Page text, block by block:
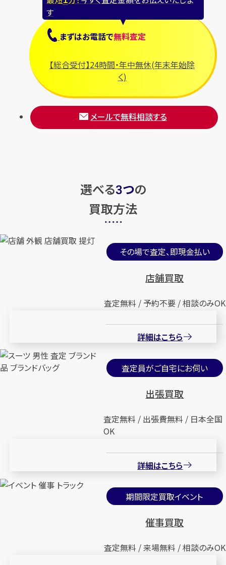
す
まずはお電話で無料査定
【総合受付】24時間・年中無休(年末年始除
く)
メールで無料相談する
選べる3つの
買取方法
その場で査定、即現金払い
店舗買取
査定無料 / 予約不要 / 相談のみOK
詳細はこちら
査定員がご自宅にお伺い
出張買取
査定無料 / 出張費無料 / 日本全国
OK
詳細はこちら
期間限定買取イベント
催事買取
査定無料 / 来場無料 / 相談のみOK